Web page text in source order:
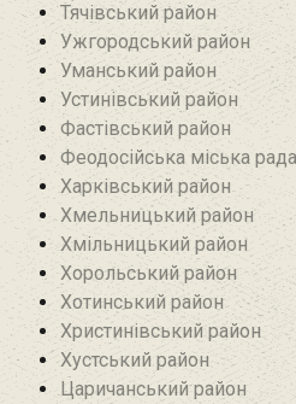
Тячівський район
Ужгородський район
Уманський район
Устинівський район
Фастівський район
Феодосійська міська рада
Харківський район
Хмельницький район
Хмільницький район
Хорольський район
Хотинський район‎
Христинівський район
Хустський район
Царичанський район